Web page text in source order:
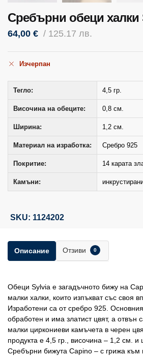
Сребърни обеци халки
64,00 € / 125.17 лв.
Изчерпан
Тегло: 4,5 гр.
Височина на обеците: 0,8 см.
Ширина: 1,2 см.
Материал на изработка: Сребро 925
Покритие: 14 карата
Камъни:
SKU: 1124202
Описание Отзиви 0
Обеци Sylvia е загадъчното бижу на
малки халки, които изпъкват със своя
Изработени са от сребро 925.
обработен и има златист цвят, а отвън
малки циркониеви камъчета в черен
продукта е 4,5 гр., височина – 1,2 см.
Сребърни бижута Capino – с грижа към